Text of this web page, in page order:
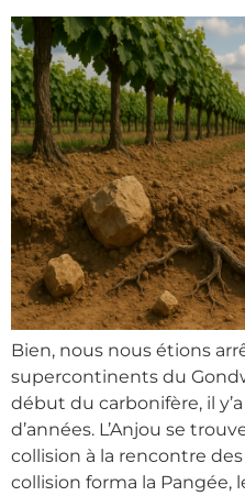
Bien, nous nous étions
supercontinents du
début du carbonifère, il
d’années. L’Anjou se
collision à la rencontre
collision forma la Pangée,